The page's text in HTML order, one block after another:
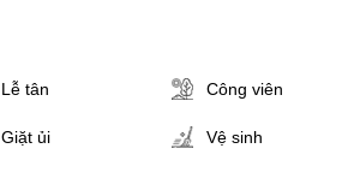
Lễ tân Công viên
Giặt ủi Vệ sinh